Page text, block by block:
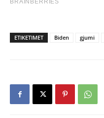
ETIKETIMET Biden gjumi